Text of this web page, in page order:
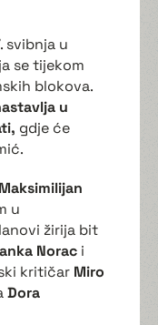
svibnja u
se tijekom
blokova.
u
gdje će
u
žirija bit
Norac i
kritičar Miro
Dora